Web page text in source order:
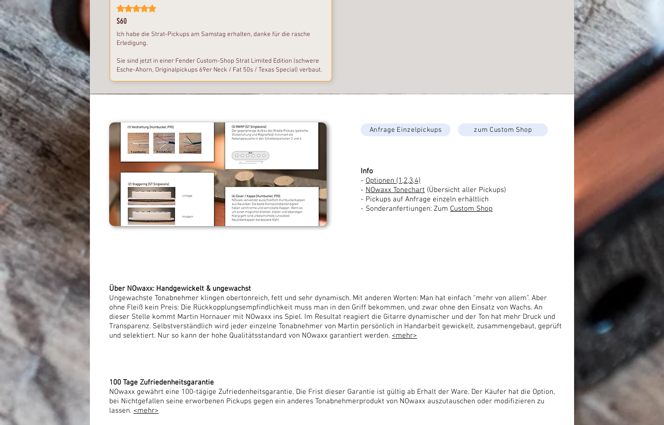
Mit 5 von 5 Sternen bewertet.
S60
Ich habe die Strat-Pickups am Samstag erhalten, danke für die rasche
Erledigung.
Sie sind jetzt in einer Fender Custom-Shop Strat Limited Edition (schwere
Esche-Ahorn, Originalpickups 69er Neck / Fat 50s / Texas Special) verbaut.
geworden, ich habe gestern auch einen Live-Auftritt damit gespielt. Ich
ausgewogen. Im Gegensatz zu gewohnten Teilen mußte ich die Pickups
nicht mehr schräg gekippt montieren. Das ist viel zeitgemäßer. Wenn man
vom Hals zum Stegpickup durchschaltet, ist das in einem engen, sehr
sinnvollen Frequenzbereich. Viele klingen da eher von dumpf bis schrill.
Anfrage Einzelpickups zum Custom Shop
Info
- Optionen (1,2,3,4)
- NOwaxx Tonechart (Übersicht aller Pickups)
- Pickups auf Anfrage einzeln erhältlich
- Sonderanfertiungen: Zum Custom Shop
Über NOwaxx: Handgewickelt & ungewachst
Ungewachste Tonabnehmer klingen obertonreich, fett und sehr dynamisch. Mit anderen Worten: Man hat einfach "mehr von allem". Aber
ohne Fleiß kein Preis: Die Rückkopplungsempfindlichkeit muss man in den Griff bekommen, und zwar ohne den Einsatz von Wachs. An
dieser Stelle kommt Martin Hornauer mit NOwaxx ins Spiel. Im Resultat reagiert die Gitarre dynamischer und der Ton hat mehr Druck und
Transparenz. Selbstverständlich wird jeder einzelne Tonabnehmer von Martin persönlich in Handarbeit gewickelt, zusammengebaut, geprüft
und selektiert. Nur so kann der hohe Qualitätsstandard von NOwaxx garantiert werden. <mehr>
100 Tage Zufriedenheitsgarantie
NOwaxx gewährt eine 100-tägige Zufriedenheitsgarantie. Die Frist dieser Garantie ist gültig ab Erhalt der Ware. Der Käufer hat die Option,
bei Nichtgefallen seine erworbenen Pickups gegen ein anderes Tonabnehmerprodukt von NOwaxx auszutauschen oder modifizieren zu
lassen. <mehr>